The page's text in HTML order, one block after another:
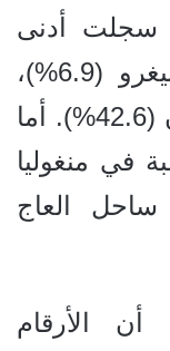
سجلت أدنى
نسبة بين النساء في مونتينيغرو (6.9%)،
وأعلى نسبة في جزر سليمان (42.6%). أما
في منغوليا
ساحل العاج
الأرقام